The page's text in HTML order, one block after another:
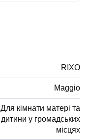
RIXO
Maggio
Для кімнати матері та
дитини у громадських
місцях